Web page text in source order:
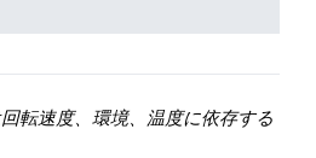
転速度、環境、温度に依存する